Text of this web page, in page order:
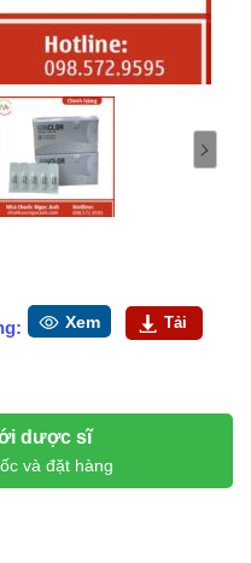
Xem Tải
dược sĩ
và đặt hàng